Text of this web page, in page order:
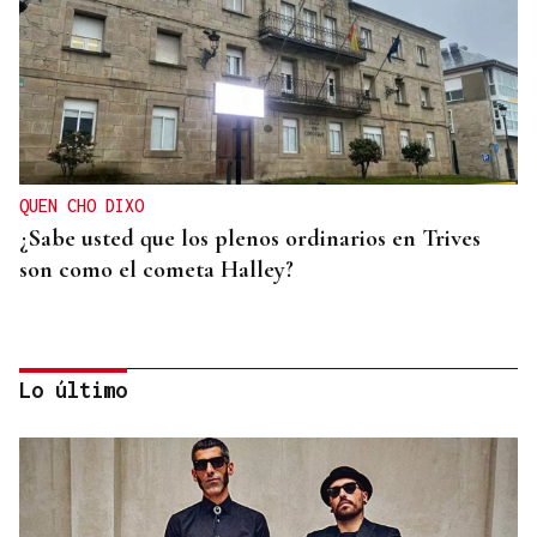
QUEN CHO DIXO
¿Sabe usted que los plenos ordinarios en Trives
son como el cometa Halley?
Lo último